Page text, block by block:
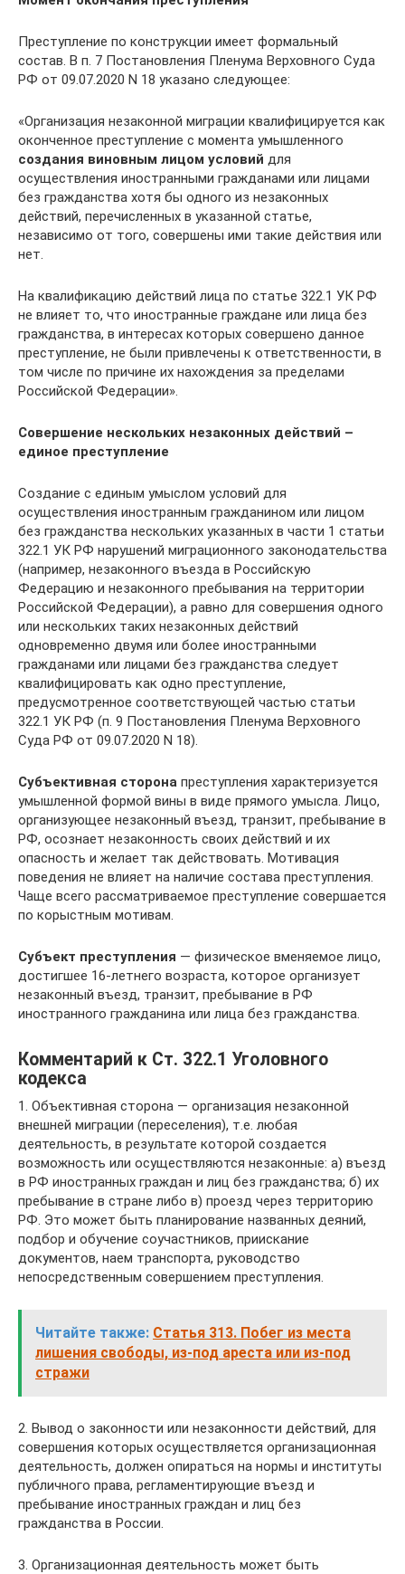
Преступление по конструкции имеет формальный
состав. В п. 7 Постановления Пленума Верховного Суда
РФ от 09.07.2020 N 18 указано следующее:
«Организация незаконной миграции квалифицируется как
оконченное преступление с момента умышленного
создания виновным лицом условий для
осуществления иностранными гражданами или лицами
без гражданства хотя бы одного из незаконных
действий, перечисленных в указанной статье,
независимо от того, совершены ими такие действия или
нет.
На квалификацию действий лица по статье 322.1 УК РФ
не влияет то, что иностранные граждане или лица без
гражданства, в интересах которых совершено данное
преступление, не были привлечены к ответственности, в
том числе по причине их нахождения за пределами
Российской Федерации».
Совершение нескольких незаконных действий –
единое преступление
Создание с единым умыслом условий для
осуществления иностранным гражданином или лицом
без гражданства нескольких указанных в части 1 статьи
322.1 УК РФ нарушений миграционного законодательства
(например, незаконного въезда в Российскую
Федерацию и незаконного пребывания на территории
Российской Федерации), а равно для совершения одного
или нескольких таких незаконных действий
одновременно двумя или более иностранными
гражданами или лицами без гражданства следует
квалифицировать как одно преступление,
предусмотренное соответствующей частью статьи
322.1 УК РФ (п. 9 Постановления Пленума Верховного
Суда РФ от 09.07.2020 N 18).
Субъективная сторона преступления характеризуется
умышленной формой вины в виде прямого умысла. Лицо,
организующее незаконный въезд, транзит, пребывание в
РФ, осознает незаконность своих действий и их
опасность и желает так действовать. Мотивация
поведения не влияет на наличие состава преступления.
Чаще всего рассматриваемое преступление совершается
по корыстным мотивам.
Субъект преступления — физическое вменяемое лицо,
достигшее 16-летнего возраста, которое организует
незаконный въезд, транзит, пребывание в РФ
иностранного гражданина или лица без гражданства.
Комментарий к Ст. 322.1 Уголовного
кодекса
1. Объективная сторона — организация незаконной
внешней миграции (переселения), т.е. любая
деятельность, в результате которой создается
возможность или осуществляются незаконные: а) въезд
в РФ иностранных граждан и лиц без гражданства; б) их
пребывание в стране либо в) проезд через территорию
РФ. Это может быть планирование названных деяний,
подбор и обучение соучастников, приискание
документов, наем транспорта, руководство
непосредственным совершением преступления.
Читайте также: Статья 313. Побег из места
лишения свободы, из-под ареста или из-под
стражи
2. Вывод о законности или незаконности действий, для
совершения которых осуществляется организационная
деятельность, должен опираться на нормы и институты
публичного права, регламентирующие въезд и
пребывание иностранных граждан и лиц без
гражданства в России.
3. Организационная деятельность может быть